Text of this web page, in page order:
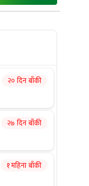
२० दिन बाँकी
२७ दिन बाँकी
१ महिना बाँकी